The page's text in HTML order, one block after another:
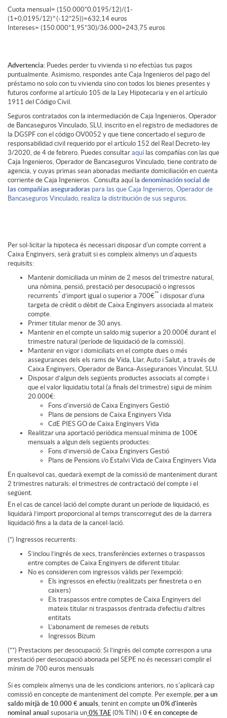
Cuota mensual= (150.000*0,0195/12)/(1-
(1+0,0195/12)^(-12*25))=632,14 euros
Intereses= (150.000*1,95*30)/36.000=243,75 euros
Advertencia: Puedes perder tu vivienda si no efectúas tus pagos
puntualmente. Asimismo, respondes ante Caja Ingenieros del pago del
préstamo no solo con tu vivienda sino con todos los bienes presentes y
futuros conforme al artículo 105 de la Ley Hipotecaria y en el artículo
1911 del Código Civil.
Seguros contratados con la intermediación de Caja Ingenieros, Operador
de Bancaseguros Vinculado, SLU, inscrito en el registro de mediadores de
la DGSPF con el código OV0052 y que tiene concertado el seguro de
responsabilidad civil requerido por el artículo 152 del Real Decreto-ley
3/2020, de 4 de febrero. Puedes consultar aquílas compañías con las que
Caja Ingenieros, Operador de Bancaseguros Vinculado, tiene contrato de
agencia, y cuyas primas sean abonadas mediante domiciliación en cuenta
corriente de Caja Ingenieros. Consulta aquí la denominación social de
las compañías aseguradoras para las que Caja Ingenieros, Operador de
Bancaseguros Vinculado, realiza la distribución de sus seguros.
P
i
l
h
i
e
c
Per sol·licitar la hipoteca és necessari disposar d'un compte corrent a
Caixa Enginyers, serà gratuït si es compleix almenys un d'aquests
requisits:
Mantenir domiciliada un mínim de 2 mesos del trimestre natural,
una nòmina, pensió, prestació per desocupació o ingressos
recurrents* d’import igual o superior a 700€** i disposar d'una
targeta de crèdit o dèbit de Caixa Enginyers associada al mateix
compte.
Primer titular menor de 30 anys.
Mantenir en el compte un saldo mig superior a 20.000€ durant el
trimestre natural (període de liquidació de la comissió).
Mantenir en vigor i domiciliats en el compte dues o més
assegurances dels els rams de Vida, Llar, Auto i Salut, a través de
Caixa Enginyers, Operador de Banca-Assegurances Vinculat, SLU.
Disposar d’algun dels següents productes associats al compte i
que el valor liquidatiu total (a finals del trimestre) sigui de mínim
20.000€:
Fons d'inversió de Caixa Enginyers Gestió
Plans de pensions de Caixa Enginyers Vida
CdE PIES GO de Caixa Enginyers Vida
Realitzar una aportació periòdica mensual mínima de 100€
mensuals a algun dels següents productes:
Fons d’inversió de Caixa Enginyers Gestió
Plans de Pensions i/o Estalvi Vida de Caixa Enginyers Vida
En qualsevol cas, quedarà exempt de la comissió de manteniment durant
2 trimestres naturals: el trimestres de contractació del compte i el
següent.
En el cas de cancel·lació del compte durant un període de liquidació, es
liquidarà l’import proporcional al temps transcorregut des de la darrera
liquidació fins a la data de la cancel·lació.
(*) Ingressos recurrents:
S’inclou l’ingrés de xecs, transferències externes o traspassos
entre comptes de Caixa Enginyers de diferent titular.
No es consideren com ingressos vàlids per l’exempció:
Els ingressos en efectiu (realitzats per finestreta o en
caixers)
Els traspassos entre comptes de Caixa Enginyers del
mateix titular ni traspassos d’entrada d’efectiu d’altres
entitats
L’abonament de remeses de rebuts
Ingressos Bizum
(**) Prestacions per desocupació: Si l’ingrés del compte correspon a una
prestació per desocupació abonada pel SEPE no és necessari complir el
mínim de 700 euros mensuals
Si es compleix almenys una de les condicions anteriors, no s'aplicarà cap
comissió en concepte de manteniment del compte. Per exemple, per a un
saldo mitjà de 10.000 € anuals, tenint en compte un 0% d'interès
nominal anual suposaria un 0% TAE (0% TIN) i 0 € en concepte de